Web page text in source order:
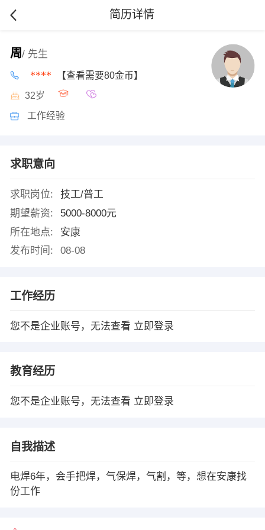
简历详情
周/ 先生
**** 【查看需要80金币】
32岁
工作经验
求职意向
求职岗位:
技工/普工
期望薪资:
5000-8000元
所在地点:
安康
发布时间:
08-08
工作经历
您不是企业账号，无法查看 立即登录
教育经历
您不是企业账号，无法查看 立即登录
自我描述
电焊6年，会手把焊，气保焊，气割，等，想在安康找
份工作